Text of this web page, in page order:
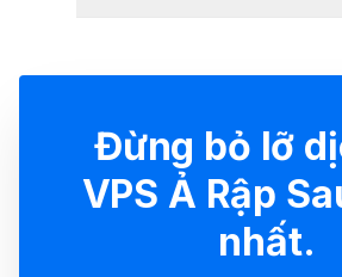
Đừng bỏ lỡ
VPS Ả Rập
nhất.